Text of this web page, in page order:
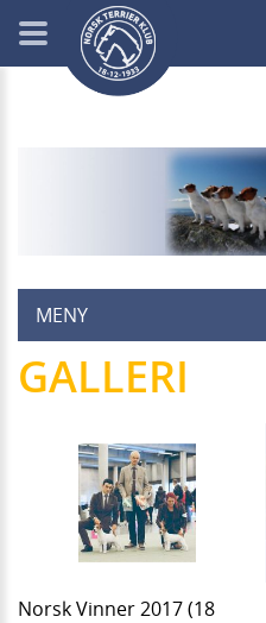
MENY
GALLERI
Norsk Vinner 2017 (18